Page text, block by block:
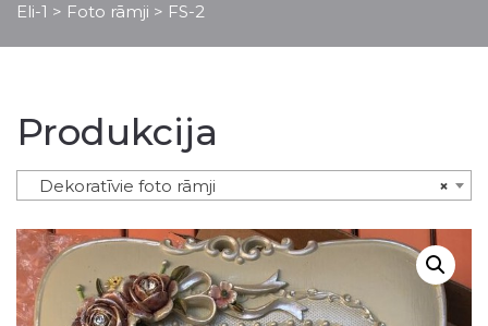
Eli-1 > Foto rāmji > FS-2
Produkcija
×
Dekoratīvie foto rāmji